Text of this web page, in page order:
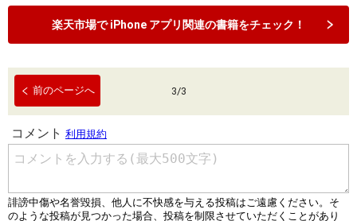
楽天市場で iPhone アプリ関連の書籍をチェック！
前のページへ 3/3